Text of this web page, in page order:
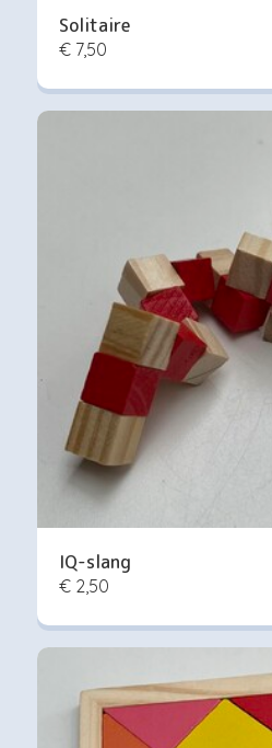
Solitaire
€ 7,50
IQ-slang
€ 2,50